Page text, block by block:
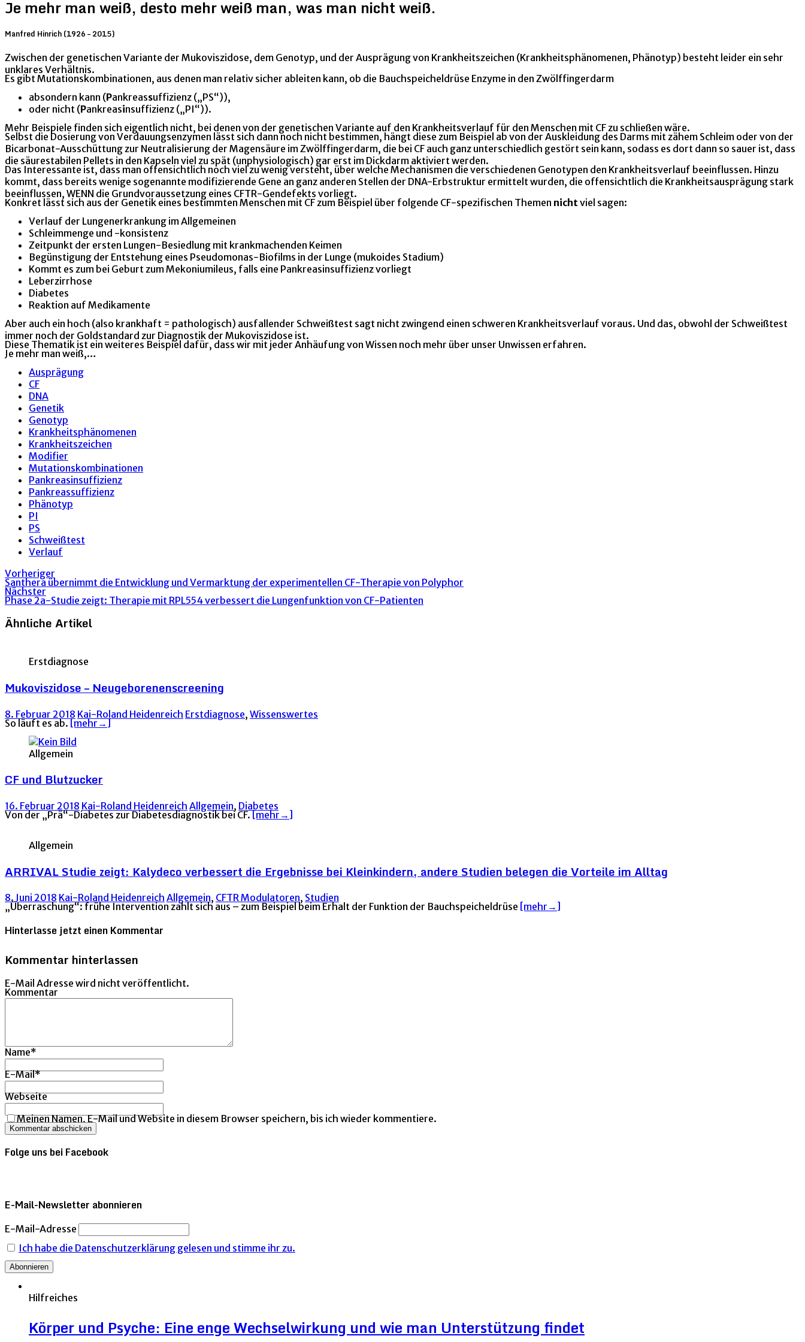
Je mehr man weiß, desto mehr weiß man, was man nicht weiß.
Manfred Hinrich (1926 – 2015)
Zwischen der genetischen Variante der Mukoviszidose, dem Genotyp, und der Ausprägung von Krankheitszeichen (Krankheitsphänomenen, Phänotyp) besteht leider ein sehr
unklares Verhältnis.
Es gibt Mutationskombinationen, aus denen man relativ sicher ableiten kann, ob die Bauchspeicheldrüse Enzyme in den Zwölffingerdarm
absondern kann (Pankreassuffizienz („PS“)),
oder nicht (Pankreasinsuffizienz („PI“)).
Mehr Beispiele finden sich eigentlich nicht, bei denen von der genetischen Variante auf den Krankheitsverlauf für den Menschen mit CF zu schließen wäre.
Selbst die Dosierung von Verdauungsenzymen lässt sich dann noch nicht bestimmen, hängt diese zum Beispiel ab von der Auskleidung des Darms mit zähem Schleim oder von der
Bicarbonat-Ausschüttung zur Neutralisierung der Magensäure im Zwölffingerdarm, die bei CF auch ganz unterschiedlich gestört sein kann, sodass es dort dann so sauer ist, dass
die säurestabilen Pellets in den Kapseln viel zu spät (unphysiologisch) gar erst im Dickdarm aktiviert werden.
Das Interessante ist, dass man offensichtlich noch viel zu wenig versteht, über welche Mechanismen die verschiedenen Genotypen den Krankheitsverlauf beeinflussen. Hinzu
kommt, dass bereits wenige sogenannte modifizierende Gene an ganz anderen Stellen der DNA-Erbstruktur ermittelt wurden, die offensichtlich die Krankheitsausprägung stark
beeinflussen, WENN die Grundvoraussetzung eines CFTR-Gendefekts vorliegt.
Konkret lässt sich aus der Genetik eines bestimmten Menschen mit CF zum Beispiel über folgende CF-spezifischen Themen nichtviel sagen:
Verlauf der Lungenerkrankung im Allgemeinen
Schleimmenge und -konsistenz
Zeitpunkt der ersten Lungen-Besiedlung mit krankmachenden Keimen
Begünstigung der Entstehung eines Pseudomonas-Biofilms in der Lunge (mukoides Stadium)
Kommt es zum bei Geburt zum Mekoniumileus, falls eine Pankreasinsuffizienz vorliegt
Leberzirrhose
Diabetes
Reaktion auf Medikamente
Aber auch ein hoch (also krankhaft = pathologisch) ausfallender Schweißtest sagt nicht zwingend einen schweren Krankheitsverlauf voraus. Und das, obwohl der Schweißtest
immer noch der Goldstandard zur Diagnostik der Mukoviszidose ist.
Diese Thematik ist ein weiteres Beispiel dafür, dass wir mit jeder Anhäufung von Wissen noch mehr über unser Unwissen erfahren.
Je mehr man weiß,…
Ausprägung
CF
DNA
Genetik
Genotyp
Krankheitsphänomenen
Krankheitszeichen
Modifier
Mutationskombinationen
Pankreasinsuffizienz
Pankreassuffizienz
Phänotyp
PI
PS
Schweißtest
Verlauf
Vorheriger
Santhera übernimmt die Entwicklung und Vermarktung der experimentellen CF-Therapie von Polyphor
Nächster
Phase 2a-Studie zeigt: Therapie mit RPL554 verbessert die Lungenfunktion von CF-Patienten
Ähnliche Artikel
Erstdiagnose
Mukoviszidose – Neugeborenenscreening
8. Februar 2018 Kai-Roland Heidenreich Erstdiagnose, Wissenswertes
So läuft es ab.[mehr→]
Allgemein
CF und Blutzucker
16. Februar 2018 Kai-Roland Heidenreich Allgemein, Diabetes
Von der „Prä“-Diabetes zur Diabetesdiagnostik bei CF.[mehr→]
Allgemein
ARRIVAL Studie zeigt: Kalydeco verbessert die Ergebnisse bei Kleinkindern, andere Studien belegen die Vorteile im Alltag
8. Juni 2018 Kai-Roland Heidenreich Allgemein, CFTR Modulatoren, Studien
„Überraschung“: frühe Intervention zahlt sich aus – zum Beispiel beim Erhalt der Funktion der Bauchspeicheldrüse [mehr→]
Hinterlasse jetzt einen Kommentar
Kommentar hinterlassen
E-Mail Adresse wird nicht veröffentlicht.
Kommentar
Name*
E-Mail*
Webseite
Meinen Namen, E-Mail und Website in diesem Browser speichern, bis ich wieder kommentiere.
Folge uns bei Facebook
E-Mail-Newsletter abonnieren
E-Mail-Adresse
Ich habe die Datenschutzerklärung gelesen und stimme ihr zu.
Hilfreiches
Körper und Psyche: Eine enge Wechselwirkung und wie man Unterstützung findet